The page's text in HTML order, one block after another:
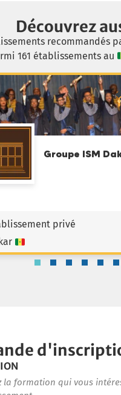
Découvrez
recommandés
161 établissements au
Groupe ISM
privé
la formation qui vous